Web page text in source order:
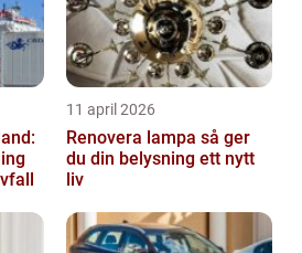
11 april 2026
Renovera lampa så ger
du din belysning ett nytt
liv